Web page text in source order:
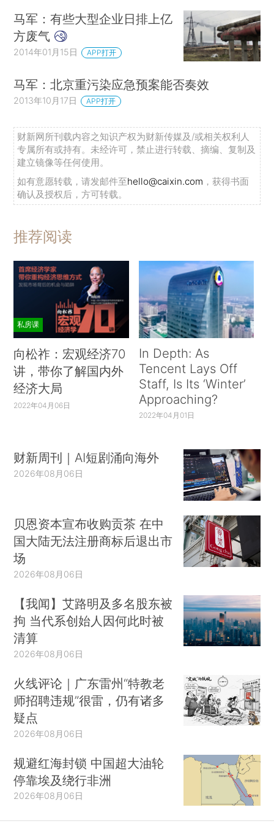
马军：有些大型企业日排上亿
方废气
2014年01月15日 APP打开
马军：北京重污染应急预案能否奏效
2013年10月17日 APP打开
财新网所刊载内容之知识产权为财新传媒及/或相关权利人
专属所有或持有。未经许可，禁止进行转载、摘编、复制及
建立镜像等任何使用。
如有意愿转载，请发邮件至hello@caixin.com ，获得书面
确认及授权后，方可转载。
推荐阅读
私房课
向松祚：宏观经济70
讲，带你了解国内外
经济大局
2022年04月06日
In Depth: As
Tencent Lays Off
Staff, Is Its ‘Winter’
Approaching?
2022年04月01日
财新周刊｜AI短剧涌向海外
2026年08月06日
贝恩资本宣布收购贡茶 在中
国大陆无法注册商标后退出市
场
2026年08月06日
【我闻】艾路明及多名股东被
拘 当代系创始人因何此时被
清算
2026年08月06日
火线评论｜广东雷州“特教老
师招聘违规”很雷，仍有诸多
疑点
2026年08月06日
规避红海封锁 中国超大油轮
停靠埃及绕行非洲
2026年08月06日